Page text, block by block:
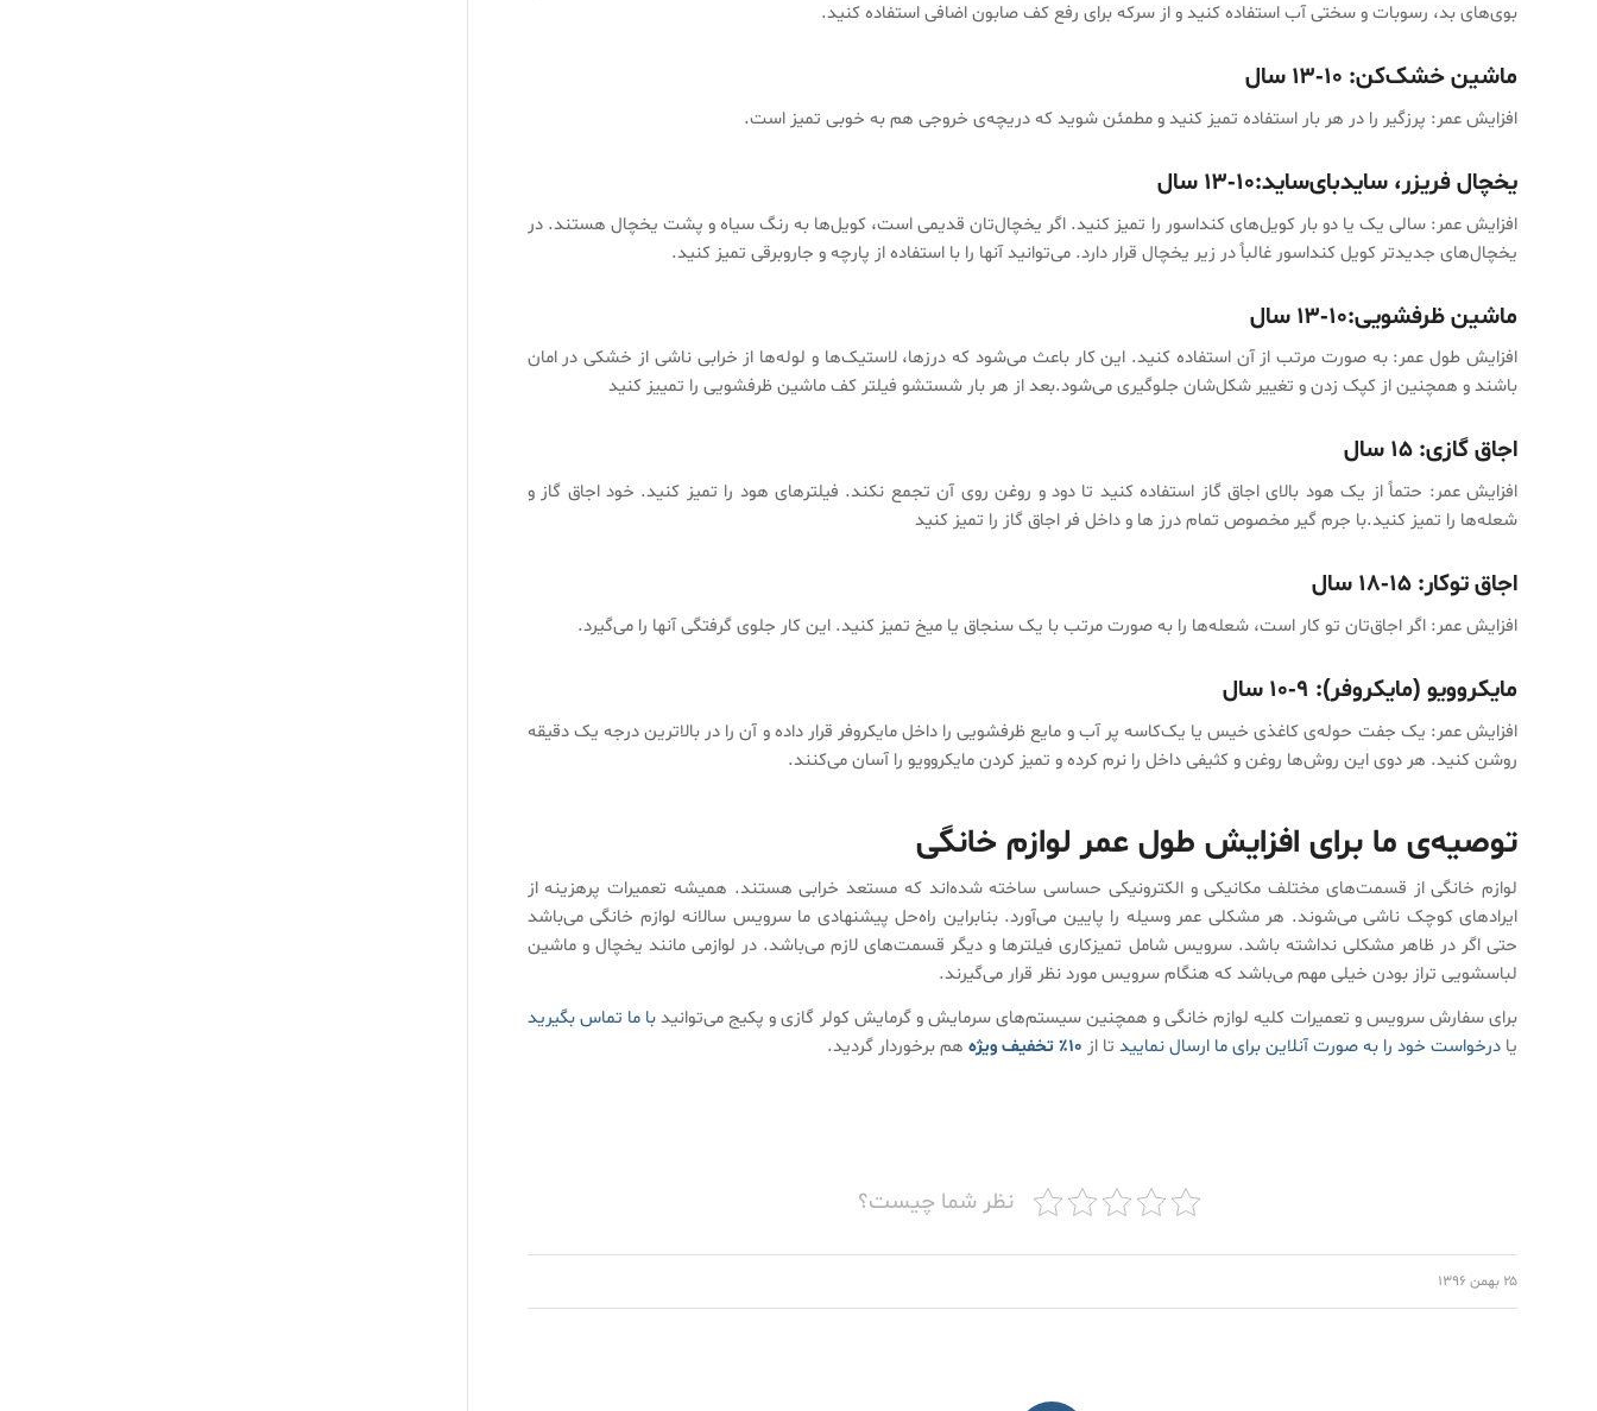
بوی‌های بد، رسوبات و سختی آب استفاده کنید و از سرکه برای رفع کف صابون اضافی استفاده کنید.
ماشین خشک‌کن: ۱۰-۱۳ سال
افزایش عمر:‌ پرزگیر را در هر بار استفاده تمیز کنید و مطمئن شوید که دریچه‌ی خروجی هم به خوبی تمیز است.
یخچال فریزر، سایدبای‌ساید:‌۱۰-۱۳ سال
افزایش عمر: سالی یک یا دو بار کویل‌های کنداسور را تمیز کنید. اگر یخچال‌تان قدیمی است، کویل‌ها به رنگ سیاه و پشت یخچال هستند. در
یخچال‌های جدید‌تر کویل کنداسور غالباً در زیر یخچال قرار دارد. می‌توانید آنها را با استفاده از پارچه و جاروبرقی تمیز کنید.
ماشین ظرفشویی:‌۱۰-۱۳ سال
افزایش طول عمر:‌ به صورت مرتب از آن استفاده کنید. این کار باعث می‌شود که درزها، لاستیک‌ها و لوله‌ها از خرابی ناشی از خشکی در امان
باشند و همچنین از کپک زدن و تغییر شکل‌شان جلوگیری می‌شود.بعد از هر بار شستشو فیلتر کف ماشین ظرفشویی را تمییز کنید
اجاق گازی: ۱۵ سال
افزایش عمر: حتماً از یک هود بالای اجاق گاز استفاده کنید تا دود و روغن روی آن تجمع نکند. فیلترهای هود را تمیز کنید. خود اجاق گاز و
شعله‌ها را تمیز کنید.با جرم گیر مخصوص تمام درز ها و داخل فر اجاق گاز را تمیز کنید
اجاق توکار: ۱۵-۱۸ سال
افزایش عمر: اگر اجاق‌تان تو کار است، شعله‌ها را به صورت مرتب با یک سنجاق یا میخ تمیز کنید. این کار جلوی گرفتگی آنها را می‌گیرد.
مایکروویو (مایکروفر): ۹-۱۰ سال
افزایش عمر:‌ یک جفت حوله‌ی کاغذی خیس یا یک‌کاسه پر آب و مایع ظرفشویی را داخل مایکروفر قرار داده و آن را در بالاترین درجه یک دقیقه
روشن کنید. هر دوی این روش‌ها روغن و کثیفی داخل را نرم کرده و تمیز کردن مایکروویو را آسان می‌کنند.
توصیه‌ی ما برای افزایش طول عمر لوازم خانگی
لوازم خانگی از قسمت‌های مختلف مکانیکی و الکترونیکی حساسی ساخته شده‌اند که مستعد خرابی هستند. همیشه تعمیرات پرهزینه از
ایرادهای کوچک ناشی می‌شوند. هر مشکلی عمر وسیله را پایین می‌آورد. بنابراین راه‌حل پیشنهادی ما سرویس سالانه لوازم خانگی می‌باشد
حتی اگر در ظاهر مشکلی نداشته باشد. سرویس شامل تمیزکاری فیلتر‌ها و دیگر قسمت‌های لازم می‌باشد. در لوازمی مانند یخچال و ماشین
لباسشویی تراز بودن خیلی مهم می‌باشد که هنگام سرویس مورد نظر قرار می‌گیرند.
برای سفارش سرویس و تعمیرات کلیه لوازم خانگی و همچنین سیستم‌های سرمایش و گرمایش کولر گازی و پکیج می‌توانیدبا ما تماس بگیرید
یا درخواست خود را به صورت آنلاین برای ما ارسال نمایید تا از ۱۰٪ تخفیف ویژه هم برخوردار گردید.
نظر شما چیست؟
۲۵ بهمن ۱۳۹۶